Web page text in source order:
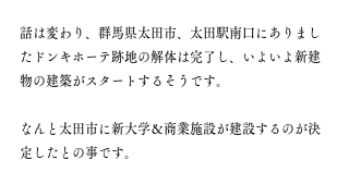
話は変わり、群馬県太田市、太田駅南口にありまし
たドンキホーテ跡地の解体は完了し、いよいよ新建
物の建築がスタートするそうです。
なんと太田市に新大学＆商業施設が建設するのが決
定したとの事です。